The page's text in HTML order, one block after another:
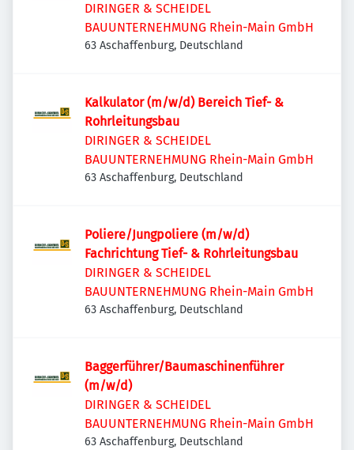
DIRINGER & SCHEIDEL
BAUUNTERNEHMUNG Rhein-Main GmbH
63 Aschaffenburg, Deutschland
Kalkulator (m/w/d) Bereich Tief- &
Rohrleitungsbau
DIRINGER & SCHEIDEL
BAUUNTERNEHMUNG Rhein-Main GmbH
63 Aschaffenburg, Deutschland
Poliere/Jungpoliere (m/w/d)
Fachrichtung Tief- & Rohrleitungsbau
DIRINGER & SCHEIDEL
BAUUNTERNEHMUNG Rhein-Main GmbH
63 Aschaffenburg, Deutschland
Baggerführer/Baumaschinenführer
(m/w/d)
DIRINGER & SCHEIDEL
BAUUNTERNEHMUNG Rhein-Main GmbH
63 Aschaffenburg, Deutschland